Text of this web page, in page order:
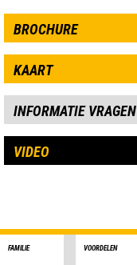
BROCHURE
KAART
INFORMATIE VRAGEN
VIDEO
FAMILIE VOORDELEN